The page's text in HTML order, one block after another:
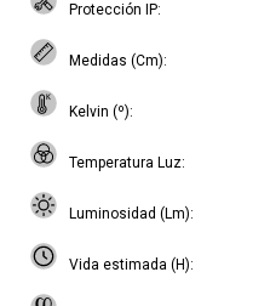
Protección IP
Medidas (Cm)
Kelvin (º)
Temperatura Luz
Luminosidad (Lm)
Vida estimada (H)